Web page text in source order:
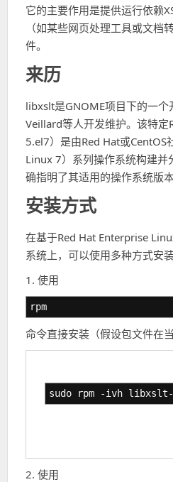
它的主要作用是提供运行依赖
（如某些网页处理工具或文档
件。
来历
libxslt是GNOME项目下的一个
Veillard等人开发维护。该特
5.el7）是由Red Hat或CentOS
Linux 7）系列操作系统构建并
确指明了其适用的操作系统版本
安装方式
在基于Red Hat Enterprise
系统上，可以使用多种方式安装
1. 使用
rpm
命令直接安装（假设包文件在当
sudo rpm -ivh libxslt-
2. 使用